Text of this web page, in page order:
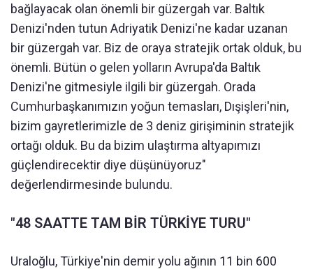
bağlayacak olan önemli bir güzergah var. Baltık
Denizi'nden tutun Adriyatik Denizi'ne kadar uzanan
bir güzergah var. Biz de oraya stratejik ortak olduk, bu
önemli. Bütün o gelen yolların Avrupa'da Baltık
Denizi'ne gitmesiyle ilgili bir güzergah. Orada
Cumhurbaşkanımızın yoğun temasları, Dışişleri'nin,
bizim gayretlerimizle de 3 deniz girişiminin stratejik
ortağı olduk. Bu da bizim ulaştırma altyapımızı
güçlendirecektir diye düşünüyoruz"
değerlendirmesinde bulundu.
"48 SAATTE TAM BİR TÜRKİYE TURU"
Uraloğlu, Türkiye'nin demir yolu ağının 11 bin 600